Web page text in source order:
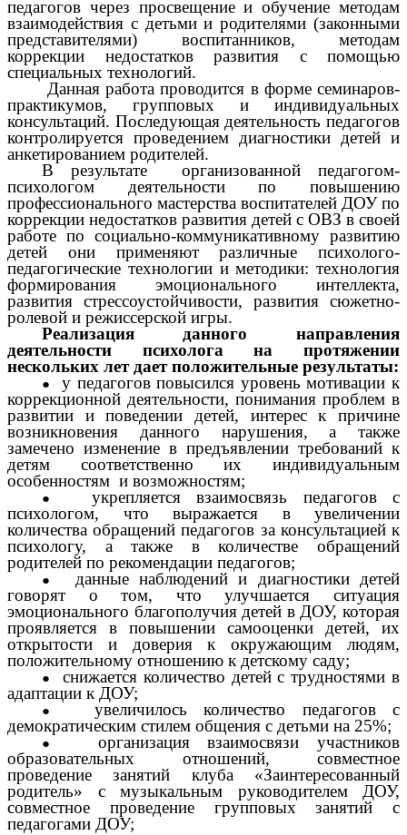
педагогов через просвещение и обучение методам
взаимодействия с детьми и родителями (законными
представителями) воспитанников, методам
коррекции недостатков развития с помощью
специальных технологий.
Данная работа проводится в форме семинаров-
практикумов, групповых и индивидуальных
консультаций. Последующая деятельность педагогов
контролируется проведением диагностики детей и
анкетированием родителей.
В результате организованной педагогом-
психологом деятельности по повышению
профессионального мастерства воспитателей ДОУ по
коррекции недостатков развития детей с ОВЗ в своей
работе по социально-коммуникативному развитию
детей они применяют различные психолого-
педагогические технологии и методики: технология
формирования эмоционального интеллекта,
развития стрессоустойчивости, развития сюжетно-
ролевой и режиссерской игры.
Реализация данного направления
деятельности психолога на протяжении
нескольких лет дает положительные результаты:
у педагогов повысился уровень мотивации к
коррекционной деятельности, понимания проблем в
развитии и поведении детей, интерес к причине
возникновения данного нарушения, а также
замечено изменение в предъявлении требований к
детям соответственно их индивидуальным
особенностям и возможностям;
укрепляется взаимосвязь педагогов с
психологом, что выражается в увеличении
количества обращений педагогов за консультацией к
психологу, а также в количестве обращений
родителей по рекомендации педагогов;
данные наблюдений и диагностики детей
говорят о том, что улучшается ситуация
эмоционального благополучия детей в ДОУ, которая
проявляется в повышении самооценки детей, их
открытости и доверия к окружающим людям,
положительному отношению к детскому саду;
снижается количество детей с трудностями в
адаптации к ДОУ;
увеличилось количество педагогов с
демократическим стилем общения с детьми на 25%;
организация взаимосвязи участников
образовательных отношений, совместное
проведение занятий клуба «Заинтересованный
родитель» с музыкальным руководителем ДОУ,
совместное проведение групповых занятий с
педагогами ДОУ;